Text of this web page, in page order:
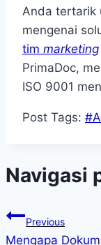
Anda tertarik
mengenai
tim marketing
PrimaDoc,
ISO 9001
Post Tags: #
Navigasi
Previous
Mengapa